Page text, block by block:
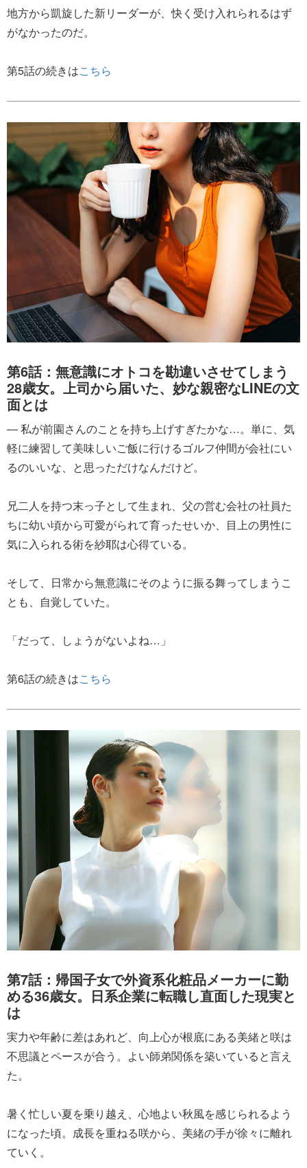
地方から凱旋した新リーダーが、快く受け入れられるはず
がなかったのだ。
第5話の続きはこちら
第6話：無意識にオトコを勘違いさせてしまう
28歳女。上司から届いた、妙な親密なLINEの文
面とは
― 私が前園さんのことを持ち上げすぎたかな…。単に、気
軽に練習して美味しいご飯に行けるゴルフ仲間が会社にい
るのいいな、と思っただけなんだけど。
兄二人を持つ末っ子として生まれ、父の営む会社の社員た
ちに幼い頃から可愛がられて育ったせいか、目上の男性に
気に入られる術を紗耶は心得ている。
そして、日常から無意識にそのように振る舞ってしまうこ
とも、自覚していた。
「だって、しょうがないよね…」
第6話の続きはこちら
第7話：帰国子女で外資系化粧品メーカーに勤
める36歳女。日系企業に転職し直面した現実と
は
実力や年齢に差はあれど、向上心が根底にある美緒と咲は
不思議とペースが合う。よい師弟関係を築いていると言え
た。
暑く忙しい夏を乗り越え、心地よい秋風を感じられるよう
になった頃。成長を重ねる咲から、美緒の手が徐々に離れ
ていく。